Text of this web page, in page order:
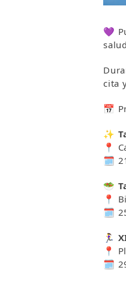
💜
cita
📅
✨
📍
🗓
🥗
📍
🗓
🏃‍♀️
📍
🗓